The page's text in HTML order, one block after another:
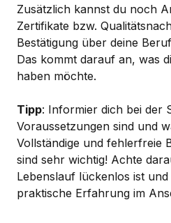
Zusätzlich kannst du noch
Zertifikate bzw.
Bestätigung über deine
Das kommt darauf an, was
haben möchte.
Tipp: Informier dich bei der
Voraussetzungen sind und
Vollständige und fehlerfreie
sind sehr wichtig! Achte
Lebenslauf lückenlos ist und
praktische Erfahrung im